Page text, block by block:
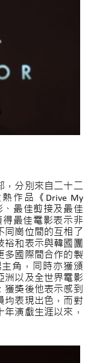
，分別來自二十二
作品《Drive My
、最佳剪接及最佳
得最佳電影表示非
同崗位間的互相了
裕和表示與韓國團
多國際間合作的製
角，同時亦獲頒
洲以及全世界電影
獲獎後他表示感到
均表現出色，而對
演戲生涯以來，